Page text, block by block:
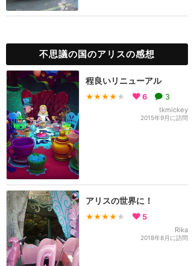
不思議の国のアリスの感想
程良いリニューアル
★★★★ ★ 6 3
tkmickey
2015年9月に訪問
アリスの世界に！
★★★★ ★ 5
Rika
2018年8月に訪問